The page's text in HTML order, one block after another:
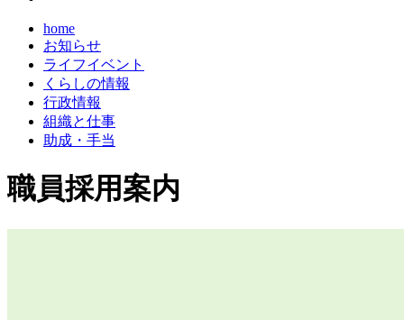
home
お知らせ
ライフイベント
くらしの情報
行政情報
組織と仕事
助成・手当
職員採用案内